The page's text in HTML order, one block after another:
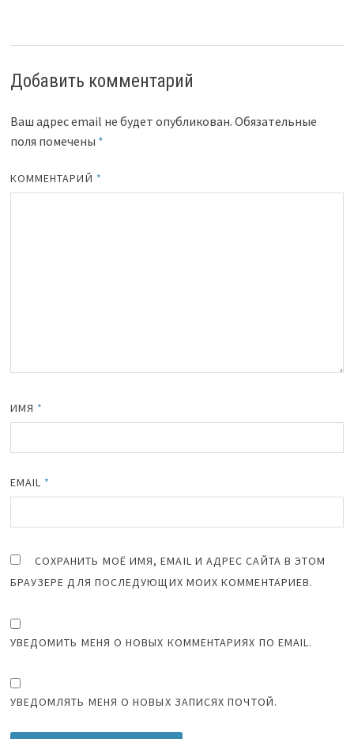
Добавить комментарий
Ваш адрес email не будет опубликован. Обязательные
поля помечены *
КОММЕНТАРИЙ *
ИМЯ *
EMAIL *
СОХРАНИТЬ МОЁ ИМЯ, EMAIL И АДРЕС САЙТА В ЭТОМ
БРАУЗЕРЕ ДЛЯ ПОСЛЕДУЮЩИХ МОИХ КОММЕНТАРИЕВ.
УВЕДОМИТЬ МЕНЯ О НОВЫХ КОММЕНТАРИЯХ ПО EMAIL.
УВЕДОМЛЯТЬ МЕНЯ О НОВЫХ ЗАПИСЯХ ПОЧТОЙ.